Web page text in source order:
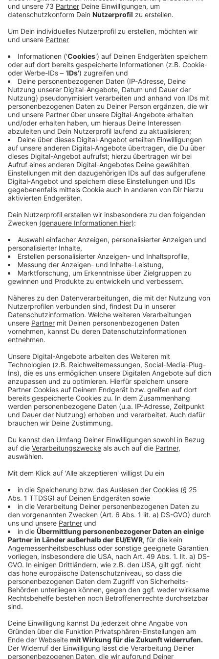
Video-Service zu laden!
Wir verwenden einen Service eines
Drittanbieters, um Videoinhalte
Daten zu Ihren Aktivitäten
sammeln. Bitte lesen Sie die
Details durch und stimmen Sie der
Nutzung des Service zu, um dieses
Video anzusehen.
Mehr Informationen
Akzeptieren
powered byUsercentrics Consent
Management Platform
Eine Glocke aus über 500 Menschen - das hat der SV
Gescher in der schönen Pankratiuskirche auf die Beine
gestellt. Damit hat die Wette mehr als erfüllt und sich
1000 Euro für den Verein gesichert!
Anzeige
Scheine für Vereine in Gescher
Anzeige
Wir von RADIO WMW sagen Euch mit einem kleinen
dafür, dass Ihr Euch während des ganzen Jahres für
Euren Verein einsetzt. In dieser Runde hat sich der SV
Gescher 1000 Euro gesichert! Nachdem sich Claudia
rechtzeitig mit dem richtigen Vereinscode bei uns
abgeräumt hatte, ging es danach um eine ganz
bestimmte Wette.
Anzeige
Die Wette:
Anzeige
Unsere Morningshowmoderatoren Daniel Krawinkel und
Silvia Ochlast haben gewettet, dass der SV Gescher
es NICHT schafft, um 15 Uhr die größte, klingende
Glocke aus mindestens 200 Menschen in einer
Sporthalle in Gescher zu formen. Alle
Glockenmitglieder müssen natürlich die Vereinsfarben
tragen und damit die Glocke auch wirklich klingt, sollte
jeder eine Glocke oder zumindest einen Schlüsselbund
oder ähnliches mitbringen.
Der SV Gescher hat es geschafft! So konnte sich
der Verein die nächsten 500 Euro, insgesamt also 1000
Euro für den Verein sichern.
Anzeige